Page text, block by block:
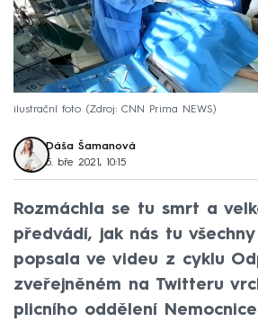
ilustrační foto Zdroj: CNN Prima NEWS
Dáša Šamanová
5. bře 2021, 10:15
Rozmáchla se tu smrt a
předvádí, jak nás tu všechny
popsala ve videu z cyklu
zveřejněném na Twitteru
plicního oddělení